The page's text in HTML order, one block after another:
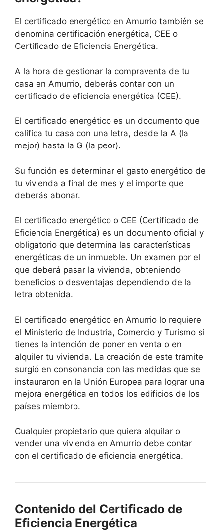
El certificado energético en Amurrio también se
denomina certificación energética, CEE o
Certificado de Eficiencia Energética.
A la hora de gestionar la compraventa de tu
casa en Amurrio, deberás contar con un
certificado de eficiencia energética (CEE).
El certificado energético es un documento que
califica tu casa con una letra, desde la A (la
mejor) hasta la G (la peor).
Su función es determinar el gasto energético de
tu vivienda a final de mes y el importe que
deberás abonar.
El certificado energético o CEE (Certificado de
Eficiencia Energética) es un documento oficial y
obligatorio que determina las características
energéticas de un inmueble. Un examen por el
que deberá pasar la vivienda, obteniendo
beneficios o desventajas dependiendo de la
letra obtenida.
El certificado energético en Amurrio lo requiere
el Ministerio de Industria, Comercio y Turismo si
tienes la intención de poner en venta o en
alquiler tu vivienda. La creación de este trámite
surgió en consonancia con las medidas que se
instauraron en la Unión Europea para lograr una
mejora energética en todos los edificios de los
países miembro.
Cualquier propietario que quiera alquilar o
vender una vivienda en Amurrio debe contar
con el certificado de eficiencia energética.
Contenido del Certificado de
Eficiencia Energética